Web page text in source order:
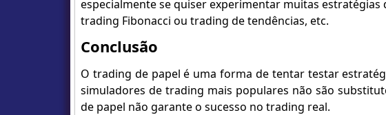
especialmente se quiser experimentar muitas
trading Fibonacci ou trading de tendências, etc.
Conclusão
O trading de papel é uma forma de tentar testar
simuladores de trading mais populares não são
de papel não garante o sucesso no trading real.